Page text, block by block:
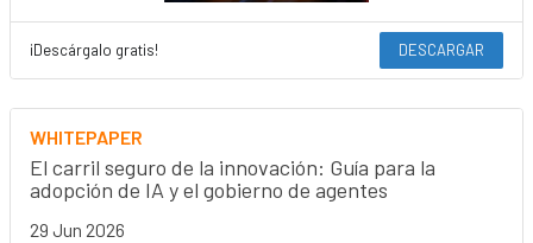
¡Descárgalo gratis! DESCARGAR
WHITEPAPER
El carril seguro de la innovación: Guía para la
adopción de IA y el gobierno de agentes
29 Jun 2026